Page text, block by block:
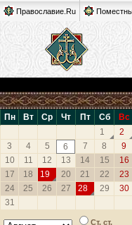
Православие.Ru
Пн Вт Ср Чт Пт Сб
Вс
1
2
3
4 5 6 7 8
9
10
11 12 13 14 15
16
17
18 19 20 21 22
23
24
25 26 27 28 29
30
31
Ст. ст.